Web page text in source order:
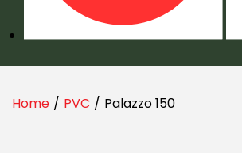
Home / PVC / Palazzo 150